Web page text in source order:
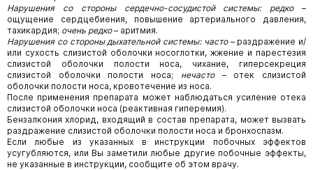
Нарушения со стороны сердечно-сосудистой системы: редко–
ощущение сердцебиения, повышение артериального давления,
тахикардия; очень редко– аритмия.
Нарушения со стороны дыхательной системы: часто– раздражение и/
или сухость слизистой оболочки носоглотки, жжение и парестезия
слизистой оболочки полости носа, чихание, гиперсекреция
слизистой оболочки полости носа; нечасто– отек слизистой
оболочки полости носа, кровотечение из носа.
После применения препарата может наблюдаться усиление отека
слизистой оболочки носа (реактивная гиперемия).
Бензалкония хлорид, входящий в состав препарата, может вызвать
раздражение слизистой оболочки полости носа и бронхоспазм.
Если любые из указанных в инструкции побочных эффектов
усугубляются, или Вы заметили любые другие побочные эффекты,
не указанные в инструкции, сообщите об этом врачу.